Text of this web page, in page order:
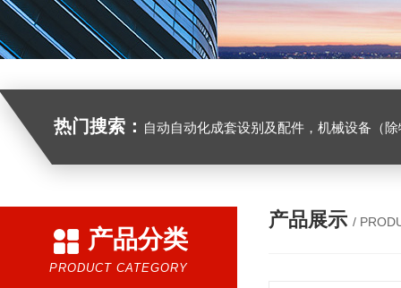
热门搜索： 自动自动化成套设别及配件，机械设备（除特种设备）及配件制造，加工（以上限分支机构经营），设计，批发，零售，模具，五金制品，工具加工（限分支机构经营），设计，批发，零售。五金交电，金属材料，金属制品，不锈钢制品，建筑材料，钢材，橡塑制品，环保设备，润滑剂，汽车配件，摩托车配件的批发，零售。（企业经营涉及行政许可的，凭许可证件经营）化成套设别及配件，机械设备（除特种设
产品分类
PRODUCT CATEGORY
产品展示 /